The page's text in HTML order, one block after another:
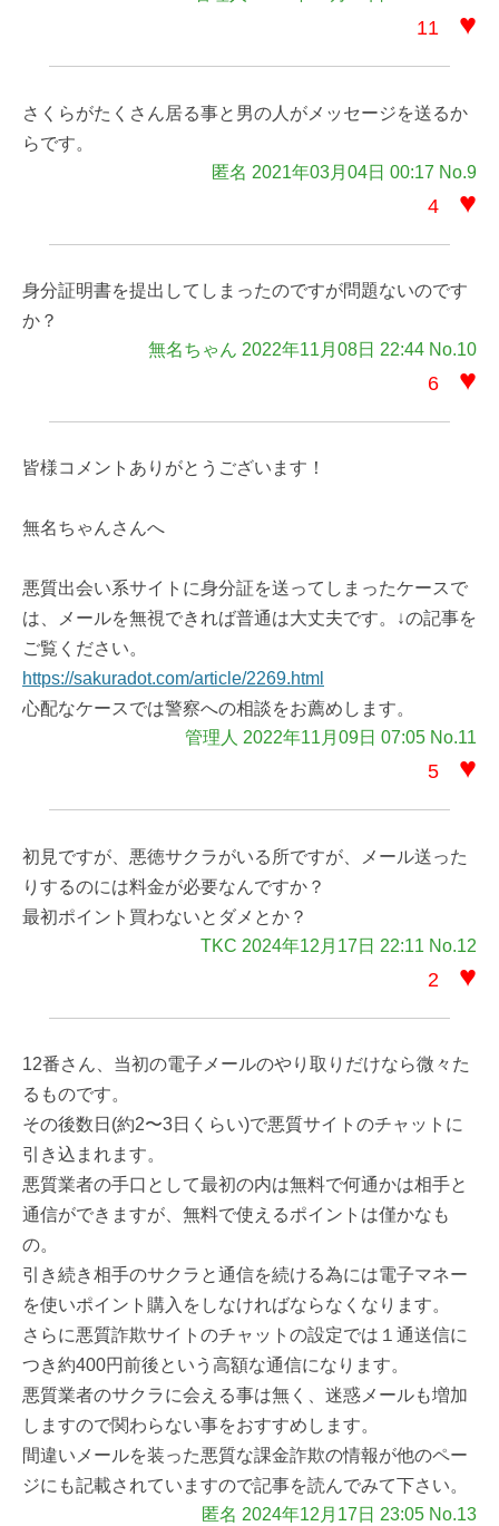
11 ♥
さくらがたくさん居る事と男の人がメッセージを送るか
らです。
匿名 2021年03月04日 00:17 No.9
4 ♥
身分証明書を提出してしまったのですが問題ないのです
か？
無名ちゃん 2022年11月08日 22:44 No.10
6 ♥
皆様コメントありがとうございます！
無名ちゃんさんへ
悪質出会い系サイトに身分証を送ってしまったケースで
は、メールを無視できれば普通は大丈夫です。↓の記事を
ご覧ください。
https://sakuradot.com/article/2269.html
心配なケースでは警察への相談をお薦めします。
管理人 2022年11月09日 07:05 No.11
5 ♥
初見ですが、悪徳サクラがいる所ですが、メール送った
りするのには料金が必要なんですか？
最初ポイント買わないとダメとか？
TKC 2024年12月17日 22:11 No.12
2 ♥
12番さん、当初の電子メールのやり取りだけなら微々た
るものです。
その後数日(約2〜3日くらい)で悪質サイトのチャットに
引き込まれます。
悪質業者の手口として最初の内は無料で何通かは相手と
通信ができますが、無料で使えるポイントは僅かなも
の。
引き続き相手のサクラと通信を続ける為には電子マネー
を使いポイント購入をしなければならなくなります。
さらに悪質詐欺サイトのチャットの設定では１通送信に
つき約400円前後という高額な通信になります。
悪質業者のサクラに会える事は無く、迷惑メールも増加
しますので関わらない事をおすすめします。
間違いメールを装った悪質な課金詐欺の情報が他のペー
ジにも記載されていますので記事を読んでみて下さい。
匿名 2024年12月17日 23:05 No.13